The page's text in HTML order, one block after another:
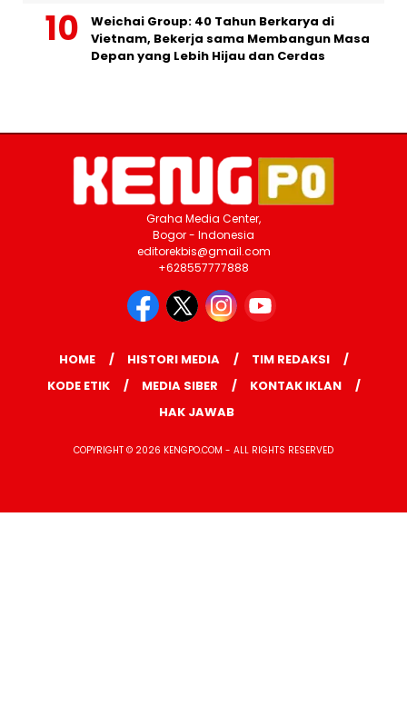
Weichai Group: 40 Tahun Berkarya di
Vietnam, Bekerja sama Membangun Masa
Depan yang Lebih Hijau dan Cerdas
Graha Media Center,
Bogor - Indonesia
editorekbis@gmail.com
+628557777888
HOME HISTORI MEDIA
TIM REDAKSI
KODE ETIK
MEDIA SIBER
KONTAK IKLAN
HAK JAWAB
COPYRIGHT © 2026 KENGPO.COM - ALL RIGHTS RESERVED